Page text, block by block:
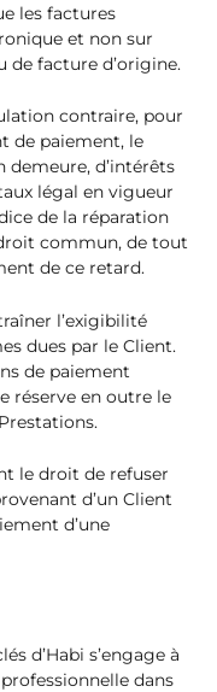
les factures
et non sur
facture d’origine.
contraire, pour
de paiement, le
demeure, d’intérêts
légal en vigueur
de la réparation
commun, de tout
de ce retard.
l’exigibilité
dues par le Client.
de paiement
réserve en outre le
le droit de refuser
d’un Client
d’une
d’Habi s’engage à
dans